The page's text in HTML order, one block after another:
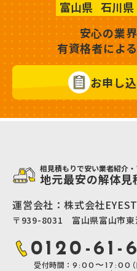
富山県 石川県
安心の業
有資格者によ
お申し
相見積もりで安い業者紹介
地元最安の解体見
運営会社：株式会社
〒939-8031 富山県富山市東
0120-61-
受付時間： 9:00〜17:00（